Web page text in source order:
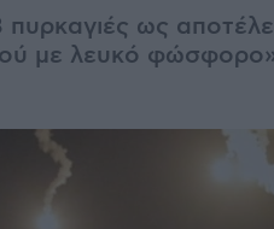
πυρκαγιές ως
με λευκό